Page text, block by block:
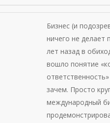
Бизнес (и
ничего не делает
лет назад в
вошло понятие
зачем. Просто
международный